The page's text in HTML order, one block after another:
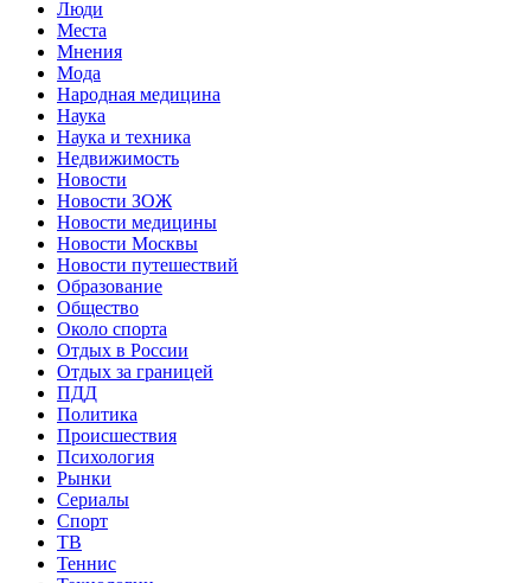
Люди
Места
Мнения
Мода
Народная медицина
Наука
Наука и техника
Недвижимость
Новости
Новости ЗОЖ
Новости медицины
Новости Москвы
Новости путешествий
Образование
Общество
Около спорта
Отдых в России
Отдых за границей
ПДД
Политика
Происшествия
Психология
Рынки
Сериалы
Спорт
ТВ
Теннис